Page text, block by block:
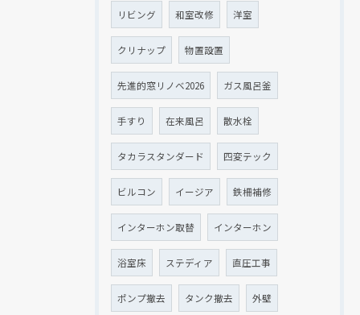
リビング 和室改修 洋室
クリナップ 物置設置
先進的窓リノベ2026 ガス風呂釜
手すり 在来風呂 散水栓
タカラスタンダード 四変テック
ビルコン イージア 鉄柵補修
インターホン取替 インターホン
浴室床 ステディア 直圧工事
ポンプ撤去 タンク撤去 外壁